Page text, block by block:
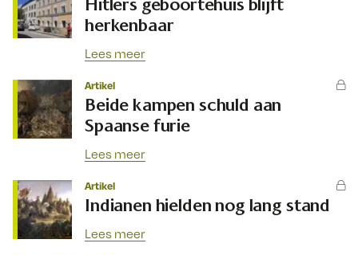
herkenbaar
Lees meer
Artikel
Beide kampen schuld aan
Spaanse furie
Lees meer
Artikel
Indianen hielden nog lang stand
Lees meer